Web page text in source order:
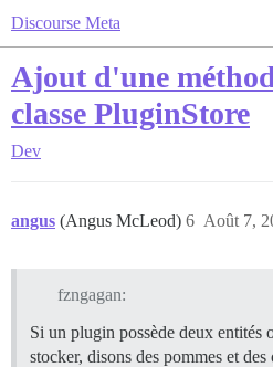
Discourse Meta
Ajout d'une
classe PluginStore
Dev
angus (Angus McLeod) Août 7,
6
fzngagan:
Si un plugin possède deux entités
stocker, disons des pommes et